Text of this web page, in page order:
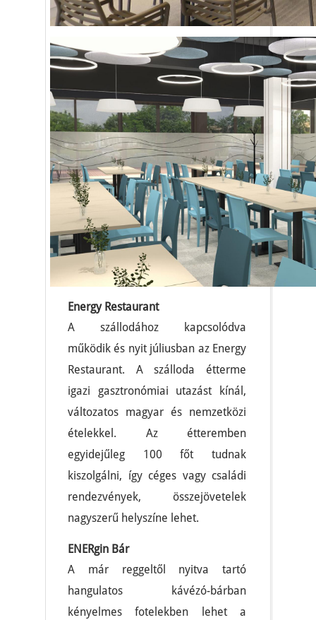
Energy Restaurant
A szállodához kapcsolódva
működik és nyit júliusban az Energy
Restaurant. A szálloda étterme
igazi gasztronómiai utazást kínál,
változatos magyar és nemzetközi
ételekkel. Az étteremben
egyidejűleg 100 főt tudnak
kiszolgálni, így céges vagy családi
rendezvények, összejövetelek
nagyszerű helyszíne lehet.
ENERgin Bár
A már reggeltől nyitva tartó
hangulatos kávézó-bárban
kényelmes fotelekben lehet a